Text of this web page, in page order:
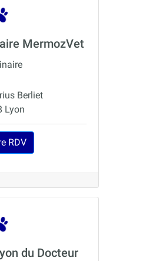
MermozVet
Berliet
Lyon
RDV
du Docteur